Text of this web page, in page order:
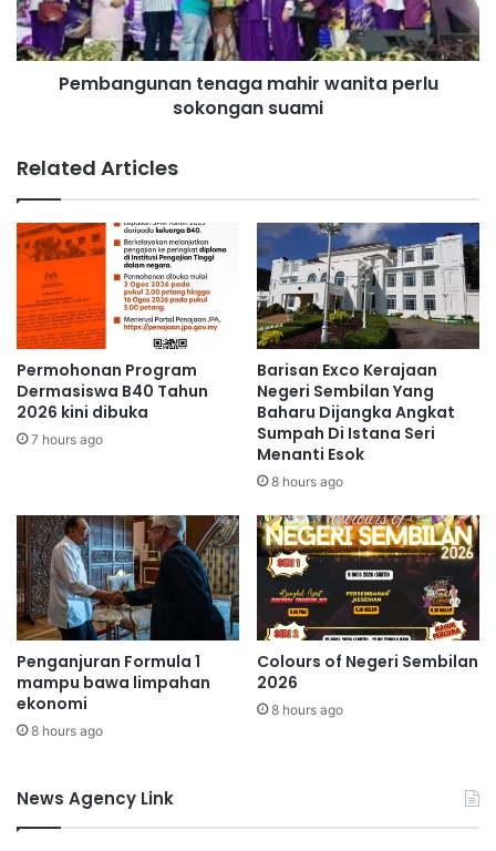
Aminuddin
a
n
g
b
u
t
g
u
n
n
a
g
a
m
h
i
r
w
a
n
e
r
l
u
s
o
k
o
n
n
s
Pembangunan tenaga mahir wanita perlu
sokongan suami
Related Articles
Permohonan Program
Dermasiswa B40 Tahun
2026 kini dibuka
7 hours ago
Barisan Exco Kerajaan
Negeri Sembilan Yang
Baharu Dijangka Angkat
Sumpah Di Istana Seri
Menanti Esok
8 hours ago
Penganjuran Formula 1
mampu bawa limpahan
ekonomi
8 hours ago
Colours of Negeri Sembilan
2026
8 hours ago
News Agency Link